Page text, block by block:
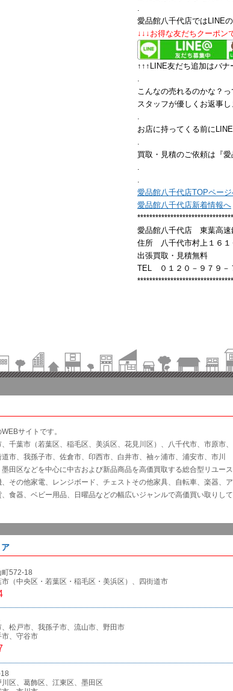
.
愛品館八千代店ではLINE
↓↓↓お得な友だちクーポン
↑↑↑LINE友だち追加はバナ
.
こんなの売れるのかな？っ
スタッフが優しくお返事し
.
お店に持ってくる前に
.
買取・見積のご依頼は『愛
.
.
愛品館八千代店TOPペー
愛品館八千代店新着情報へ
愛品館八千代店 東葉高
住所 八千代市村上１６１
出張買取・見積無料
TEL ０１２０－９７９
サイトです。
千葉市（若葉区、稲毛区、美浜区、花見川区）、八千代市、市原市、
市、我孫子市、佐倉市、印西市、白井市、袖ヶ浦市、浦安市、市川
田区などを中心に中古および新品商品を高価買取する総合型リユース
その他家電、レンジボード、チェストその他家具、自転車、楽器、ア
食器、ベビー用品、日曜品などの幅広いジャンルで高価買い取りして
町572-18
（中央区・若葉区・稲毛区・美浜区）、四街道市
松戸市、我孫子市、流山市、野田市
守谷市
区、葛飾区、江東区、墨田区